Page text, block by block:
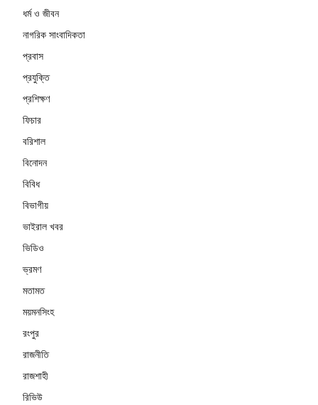
ধর্ম ও জীবন
নাগরিক সাংবাদিকতা
প্রবাস
প্রযুক্তি
প্রশিক্ষণ
ফিচার
বরিশাল
বিনোদন
বিবিধ
বিভাগীয়
ভাইরাল খবর
ভিডিও
ভ্রমণ
মতামত
ময়মনসিংহ
রংপুর
রাজনীতি
রাজশাহী
রিভিউ